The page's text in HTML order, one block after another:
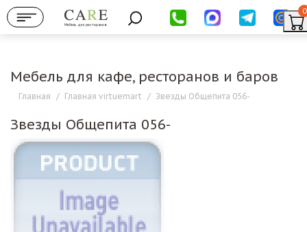
Мебель для ресторанов
0
Мебель для кафе, ресторанов и баров
Главная / Главная virtuemart / Звезды Общепита 056-
Звезды Общепита 056-